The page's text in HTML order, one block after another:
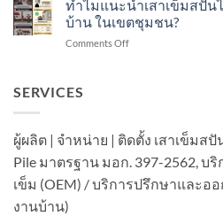
ทำ
อย่างไร?
ไพล์
ชุมชน?
เสา
เข็ม
ส
ต่อ
โรงงาน
ใน
ทำไมแนะนำเสาเข็มสปัน
บ้าน ในเขตชุมชน?
Comments Offon
ปัน
ไมโคร
ไพล์
งาน
SERVICES
ผู้ผลิต | จำหน่าย | ติดตั้ง เสาเข็มส
Pile มาตรฐาน มอก. 397-2562, บ
เข็ม (OEM) / บริการปรึกษาและอ
งานบ้าน)